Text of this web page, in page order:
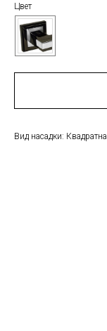
Цвет
Вид насадки: